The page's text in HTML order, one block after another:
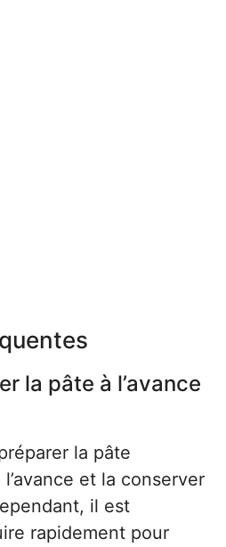
la pâte à l’avance
la pâte
et la conserver
il est
rapidement pour